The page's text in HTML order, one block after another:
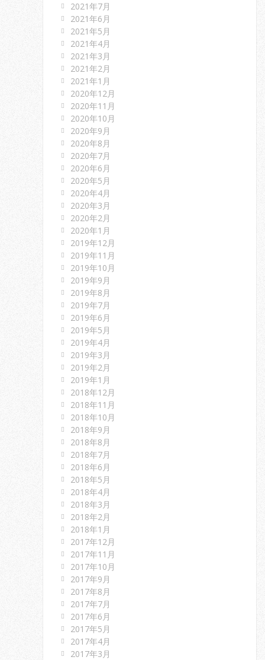
2021年7月
2021年6月
2021年5月
2021年4月
2021年3月
2021年2月
2021年1月
2020年12月
2020年11月
2020年10月
2020年9月
2020年8月
2020年7月
2020年6月
2020年5月
2020年4月
2020年3月
2020年2月
2020年1月
2019年12月
2019年11月
2019年10月
2019年9月
2019年8月
2019年7月
2019年6月
2019年5月
2019年4月
2019年3月
2019年2月
2019年1月
2018年12月
2018年11月
2018年10月
2018年9月
2018年8月
2018年7月
2018年6月
2018年5月
2018年4月
2018年3月
2018年2月
2018年1月
2017年12月
2017年11月
2017年10月
2017年9月
2017年8月
2017年7月
2017年6月
2017年5月
2017年4月
2017年3月